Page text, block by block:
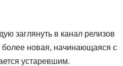
заглянуть в канал релизов
более новая, начинающаяся с
устаревшим.